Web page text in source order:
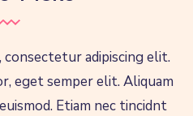
adipiscing elit.
eget semper elit. Aliquam
Etiam nec tincidnt